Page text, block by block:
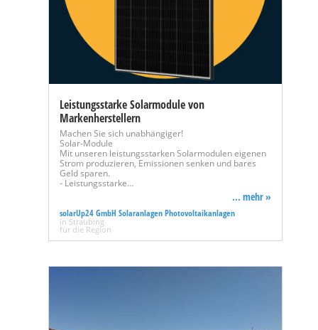
Leistungsstarke Solarmodule von
Markenherstellern
Machen Sie sich unabhängiger!
Solar-Module
Mit unseren leistungsstarken Solarmodulen eigenen
Strom produzieren, Emissionen senken und bares
Geld sparen.
- Leistungsstarke…
... mehr »
solarUp24 GmbH Solaranlagen Photovoltaikanlagen
in Straubing
für die Region